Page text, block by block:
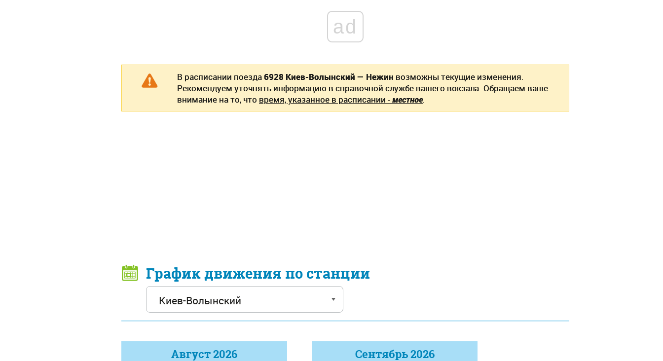
ad
В расписании поезда6928 Киев-Волынский — Нежин возможны текущие изменения.
Рекомендуем уточнять информацию в справочной службе вашего вокзала. Обращаем ваше
внимание на то, что время, указанное в расписании -местное.
График движения по станции
Август2026 Сентябрь2026